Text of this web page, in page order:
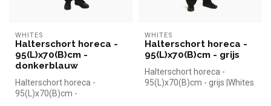
WHITES
Halterschort horeca -
95(L)x70(B)cm -
donkerblauw
Halterschort horeca -
95(L)x70(B)cm -
WHITES
Halterschort horeca -
95(L)x70(B)cm - grijs
Halterschort horeca -
95(L)x70(B)cm - grijs |Whites